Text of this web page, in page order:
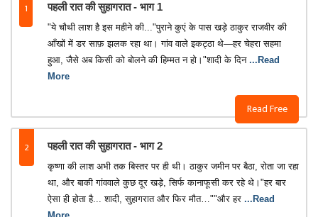
1 पहली रात की सुहागरात - भाग 1
Read Free
"ये चौथी लाश है इस महीने की..."पुराने कुएं के पास खड़े ठाकुर राजवीर की
आँखों में डर साफ़ झलक रहा था। गांव वाले इकट्ठा थे—हर चेहरा सहमा
हुआ, जैसे अब किसी को बोलने की हिम्मत न हो।"शादी के दिन ...Read
More
2 पहली रात की सुहागरात - भाग 2
कृष्णा की लाश अभी तक बिस्तर पर ही थी। ठाकुर जमीन पर बैठा, रोता जा रहा
था, और बाकी गांववाले कुछ दूर खड़े, सिर्फ कानाफूसी कर रहे थे।"हर बार
ऐसा ही होता है... शादी, सुहागरात और फिर मौत…""और हर ...Read